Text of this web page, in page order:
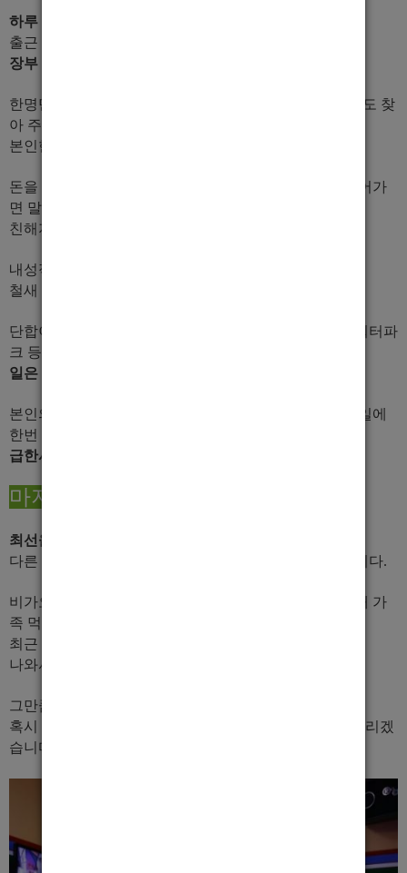
하루 평균 10개 이상
출근 해서 확인 해 보세요.
장부 공개
한명만 오시는 손님도 있지만 거의 2~3명 많으면 그이상도 찾
아 주시고 있습니다.
본인한테 기회는 무조건 옵니다.
돈을 못벌수가 없는 시스템이며, 선수들끼리 방 한번 들어가
면 말도 자주하고 해서
친해지니깐 그런부분은 전혀 걱정 않으셔도 됩니다.
내성적이신 분들 오시면 되게 밝아 진답니다.
철새 뜨내기는 절대 받지 않습니다.
단합이 좋아 운동 및 회식도 자주 하며, 웨이크, 스키장 워터파
크 등 시간날때 자주 갑니다.
일은 면접 본 당일날도 바로 가능
본인의 주량에 맞게 상황 조절 해드리며, 쉬는날은 일주일에
한번 일요일 쉬고 있습니다.
급한사정은 미리 전날 말씀해 주시면 되요 ^^
마지막으로
최선을 정말 다할것이며, 최선을 다하고 있습니다.
다른 가게 실장처럼 아무것도 안하고 가만히 있지 않습니다.
비가오든 눈이오든 정말 리얼 하루종일 피알다니면서, 내 가
족 먹여살리기 위해 열심히 홍보합니다.
최근
나와서 제가 쉬는지 쉬지 않는지 보시면 아실거에요.
그만큼 일이 많으니 망설이지 마시고 연락주세요.
혹시 부재시에는 문자나 톡하나 남겨주시면 바로 연락드리겠
습니다.